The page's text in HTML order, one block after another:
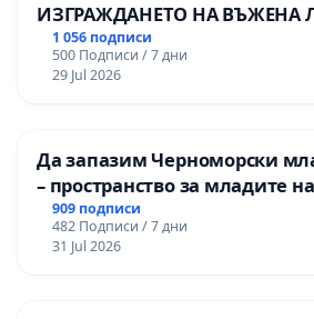
ИЗГРАЖДАНЕТО НА ВЪЖЕНА
НА ТЕРИТОРИЯТА НА
ЗАБЕЛЕЖИТЕЛНОСТ „ХЪЛМ НА
ОСВОБОДИТЕЛИТЕ“
1 056 подписи
500 Подписи / 7 дни
29 Jul 2026
Да запазим Черноморски
– пространство за младите
909 подписи
482 Подписи / 7 дни
31 Jul 2026